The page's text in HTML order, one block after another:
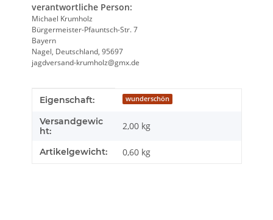
verantwortliche Person:
Michael Krumholz
Bürgermeister-Pfauntsch-Str. 7
Bayern
Nagel, Deutschland, 95697
jagdversand-krumholz@gmx.de
Produkteigenschaft
Wert
Eigenschaft: wunderschön
Versandgewic
ht:
2,00 kg
Artikelgewicht: 0,60 kg